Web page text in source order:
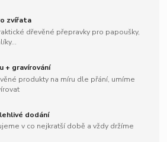
zvířata
dřevěné přepravky pro papoušky,
+ gravírování
produkty na míru dle přání, umíme
dodání
v co nejkratší době a vždy držíme